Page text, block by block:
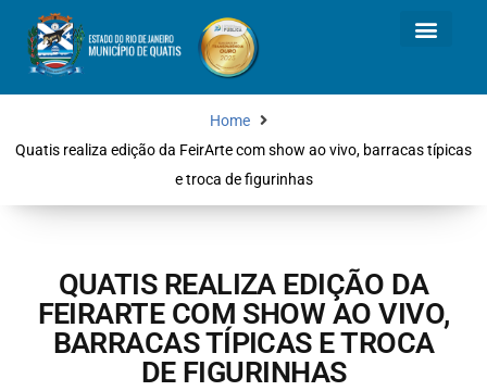
Home
Quatis realiza edição da FeirArte com show ao vivo, barracas típicas
e troca de figurinhas
QUATIS REALIZA EDIÇÃO DA
FEIRARTE COM SHOW AO VIVO,
BARRACAS TÍPICAS E TROCA
DE FIGURINHAS